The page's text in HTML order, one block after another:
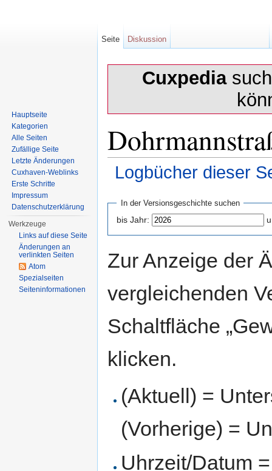
Cuxpedia
Logbücher dieser
In der Versionsgeschichte suchen
bis Jahr:
Zur Anzeige der
vergleichenden
Schaltfläche
klicken.
(Aktuell) =
(Vorherige) =
Uhrzeit/Datum
Seite Diskussion
Hauptseite
Kategorien
Alle Seiten
Zufällige Seite
Letzte Änderungen
Cuxhaven-Weblinks
Erste Schritte
Impressum
Datenschutzerklärung
Werkzeuge
Links auf diese Seite
Änderungen an
verlinkten Seiten
Atom
Spezialseiten
Seiten­informationen